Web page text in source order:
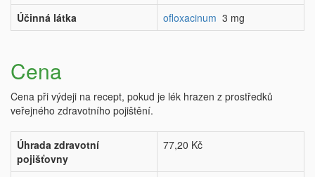
Účinná látka
ofloxacinum 3 mg
Cena
Cena při výdeji na recept, pokud je lék hrazen z prostředků
veřejného zdravotního pojištění.
Úhrada zdravotní
pojišťovny
77,20 Kč